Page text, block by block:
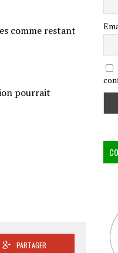
comme restant
pourrait
PARTAGER